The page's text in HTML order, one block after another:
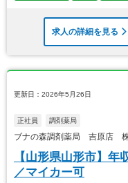
求人の詳細を見る
更新日：2026年5月26日
正社員 調剤薬局
ブナの森調剤薬局 吉原店 株
【山形県山形市】年
／マイカー可